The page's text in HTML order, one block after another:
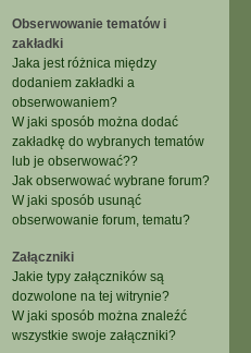
Obserwowanie tematów i
zakładki
Jaka jest różnica między
dodaniem zakładki a
obserwowaniem?
W jaki sposób można dodać
zakładkę do wybranych tematów
lub je obserwować??
Jak obserwować wybrane forum?
W jaki sposób usunąć
obserwowanie forum, tematu?
Załączniki
Jakie typy załączników są
dozwolone na tej witrynie?
W jaki sposób można znaleźć
wszystkie swoje załączniki?